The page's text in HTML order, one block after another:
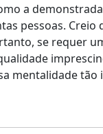
a
pessoas.
se requer
mentalidade tão